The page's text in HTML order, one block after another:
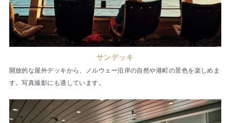
サンデッキ
開放的な屋外デッキから、ノルウェー沿岸の自然や港町の景色を楽しめま
す。写真撮影にも適しています。